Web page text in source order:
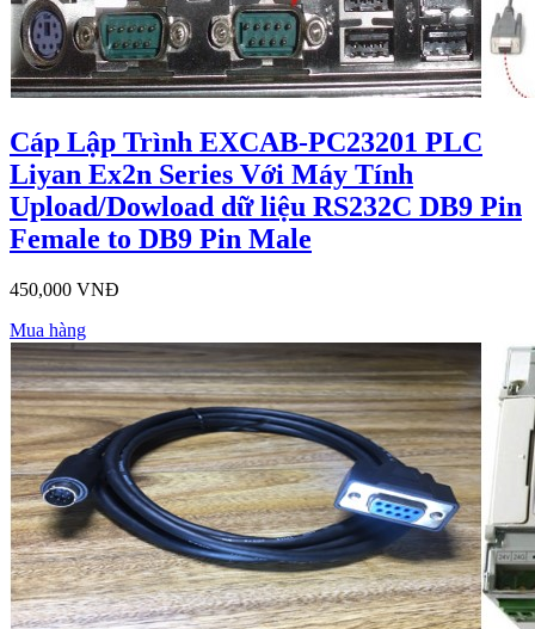
Cáp Lập Trình EXCAB-PC23201 PLC
Liyan Ex2n Series Với Máy Tính
Upload/Dowload dữ liệu RS232C DB9 Pin
Female to DB9 Pin Male
450,000 VNĐ
Mua hàng